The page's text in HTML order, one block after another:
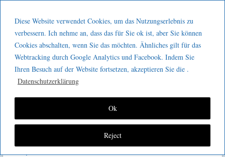
Diese Website verwendet Cookies, um das Nutzungserlebnis zu
verbessern. Ich nehme an, dass das für Sie ok ist, aber Sie können
Cookies abschalten, wenn Sie das möchten. Ähnliches gilt für das
Webtracking durch Google Analytics und Facebook. Indem Sie
Ihren Besuch auf der Website fortsetzen, akzeptieren Sie die .
Datenschutzerklärung
Reject
Ok
GeeMco :
Götz Müller
Consulting
KVP – eine Frage der Tatsachen?
I
Allgemein könnte man ja denken, dass Tatsachen –